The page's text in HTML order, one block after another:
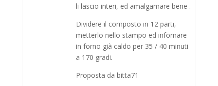
li lascio interi, ed amalgamare bene .
Dividere il composto in 12 parti,
metterlo nello stampo ed infornare
in forno già caldo per 35 / 40 minuti
a 170 gradi.
Proposta da bitta71